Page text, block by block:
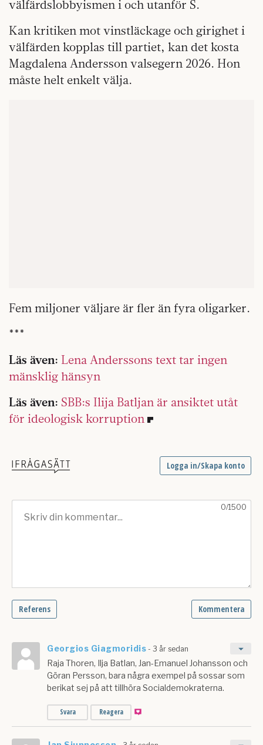
välfärdslobbyismen i och utanför S.
Kan kritiken mot vinstläckage och girighet i
välfärden kopplas till partiet, kan det kosta
Magdalena Andersson valsegern 2026. Hon
måste helt enkelt välja.
Fem miljoner väljare är fler än fyra oligarker.
***
Läs även: Lena Anderssons text tar ingen
mänsklig hänsyn
Läs även: SBB:s Ilija Batljan är ansiktet utåt
för ideologisk korruption